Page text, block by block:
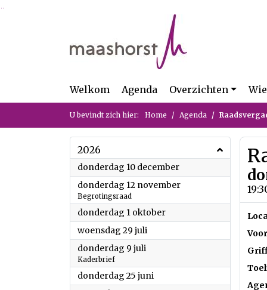
Welkom Agenda Overzichten
U bevindt zich hier: Home Agenda
2026
donderdag 10 december2026
donderdag 12 november2026
Begrotingsraad
donderdag 1 oktober2026
woensdag 29 juli
donderdag 9 juli
Kaderbrief
donderdag 25 juni